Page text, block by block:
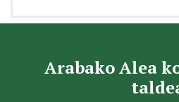
Arabako Alea